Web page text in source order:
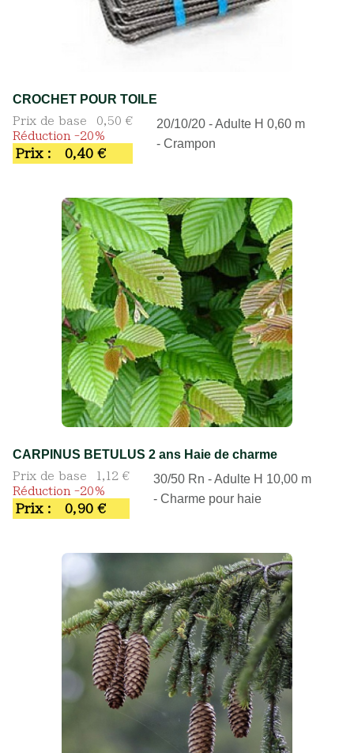
CROCHET POUR TOILE
Prix de base
0,50 €
Réduction -20%
Prix : 0,40 €
20/10/20 - Adulte H 0,60 m
- Crampon
CARPINUS BETULUS 2 ans Haie de charme
Prix de base
1,12 €
Réduction -20%
Prix : 0,90 €
30/50 Rn - Adulte H 10,00 m
- Charme pour haie